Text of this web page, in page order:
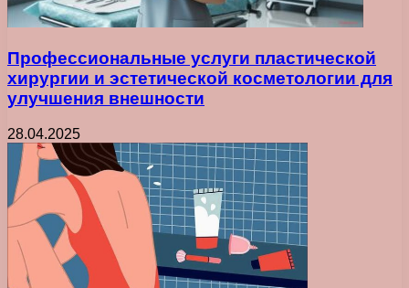
Профессиональные услуги пластической
хирургии и эстетической косметологии для
улучшения внешности
28.04.2025